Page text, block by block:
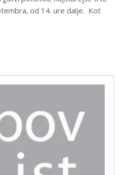
od 14. ure dalje. Kot